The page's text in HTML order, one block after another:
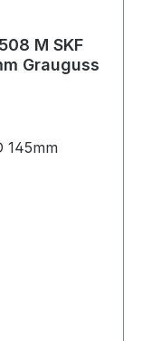
M SKF
Grauguss
145mm